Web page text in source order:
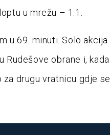
u mrežu – 1:1.
u 69. minuti. Solo akcija
obrane i,
drugu vratnicu gdje